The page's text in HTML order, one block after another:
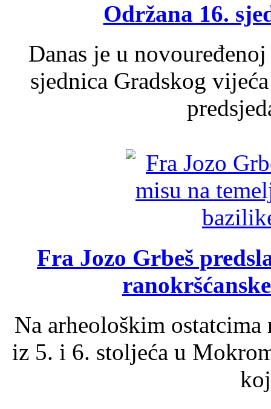
Održana 16.
Danas je u
sjednica Gradskog
Fra Jozo Grbeš
Na arheološkim
iz 5. i 6. stoljeća u